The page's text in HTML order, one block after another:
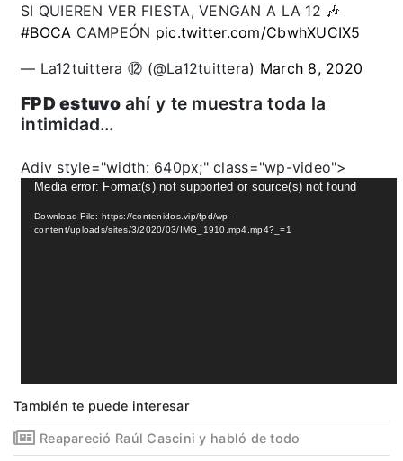
SI QUIEREN VER FIESTA, VENGAN A LA 12 🎶
#BOCA CAMPEÓN pic.twitter.com/CbwhXUCIX5
— La12tuittera ⑫ (@La12tuittera) March 8, 2020
FPD estuvo ahí y te muestra toda la
intimidad…
Adiv style="width: 640px;" class="wp-video">
Player
Media error: Format(s) not supported or source(s) not found
Download File: https://contenidos.vip/fpd/wp-
content/uploads/sites/3/2020/03/IMG_1910.mp4.mp4?_=1
También te puede interesar
Reapareció Raúl Cascini y habló de todo